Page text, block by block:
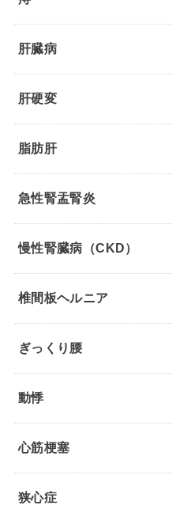
肝臓病
肝硬変
脂肪肝
急性腎盂腎炎
慢性腎臓病（CKD）
椎間板ヘルニア
ぎっくり腰
動悸
心筋梗塞
狭心症